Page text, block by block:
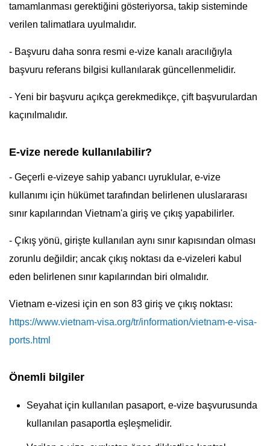
tamamlanması gerektiğini gösteriyorsa, takip sisteminde
verilen talimatlara uyulmalıdır.
- Başvuru daha sonra resmi e-vize kanalı aracılığıyla
başvuru referans bilgisi kullanılarak güncellenmelidir.
- Yeni bir başvuru açıkça gerekmedikçe, çift başvurulardan
kaçınılmalıdır.
E-vize nerede kullanılabilir?
- Geçerli e-vizeye sahip yabancı uyruklular, e-vize
kullanımı için hükümet tarafından belirlenen uluslararası
sınır kapılarından Vietnam'a giriş ve çıkış yapabilirler.
- Çıkış yönü, girişte kullanılan aynı sınır kapısından olması
zorunlu değildir; ancak çıkış noktası da e-vizeleri kabul
eden belirlenen sınır kapılarından biri olmalıdır.
Vietnam e-vizesi için en son 83 giriş ve çıkış noktası:
https://www.vietnam-visa.org/tr/information/vietnam-e-visa-
ports.html
Önemli bilgiler
Seyahat için kullanılan pasaport, e-vize başvurusunda
kullanılan pasaportla eşleşmelidir.